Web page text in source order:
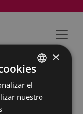
BASQUE
SPANISH
×
el
nuestro